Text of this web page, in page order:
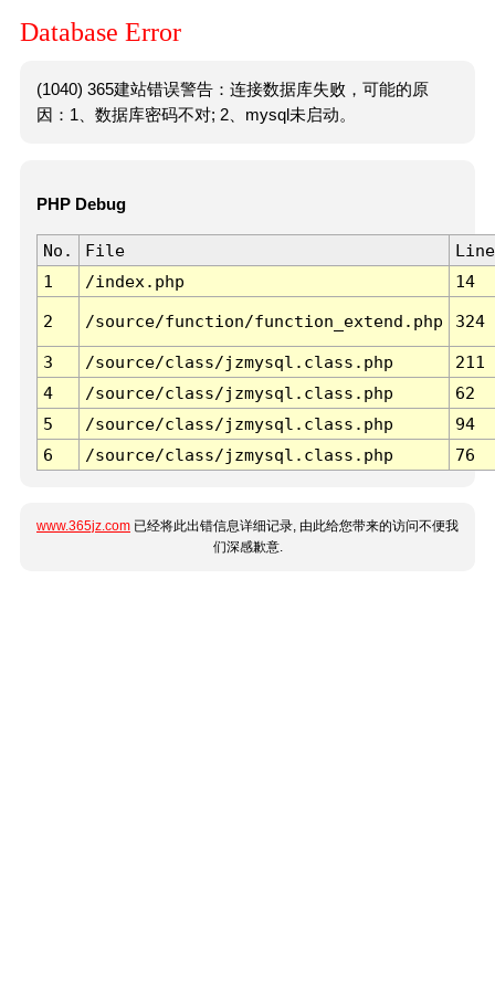
Database Error
(1040) 365建站错误警告：连接数据库失败，可能的原
因：1、数据库密码不对; 2、mysql未启动。
PHP Debug
No. File
Line
1
/index.php 14
2 /source/function/function_extend.php 324
3 /source/class/jzmysql.class.php
211
4
/source/class/jzmysql.class.php
62
5
/source/class/jzmysql.class.php
94
6
/source/class/jzmysql.class.php 76
www.365jz.com 已经将此出错信息详细记录, 由此给您带来的访问不便我
们深感歉意.